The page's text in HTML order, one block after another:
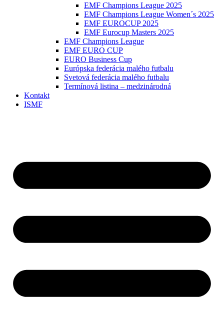
EMF Champions League 2025
EMF Champions League Women´s 2025
EMF EUROCUP 2025
EMF Eurocup Masters 2025
EMF Champions League
EMF EURO CUP
EURO Business Cup
Európska federácia malého futbalu
Svetová federácia malého futbalu
Termínová listina – medzinárodná
Kontakt
ISMF